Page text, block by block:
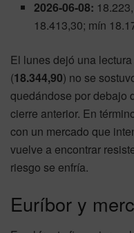
2026-06-08:
18.413,30; mín
El lunes dejó una
(18.344,90) no se
quedándose por debajo
cierre anterior. En
con un mercado que
vuelve a encontrar
riesgo se enfría.
Euríbor y